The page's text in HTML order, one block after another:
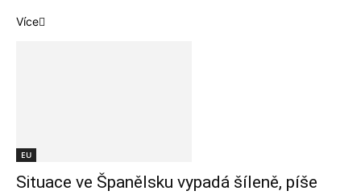
Více
EU
Situace ve Španělsku vypadá šíleně, píše